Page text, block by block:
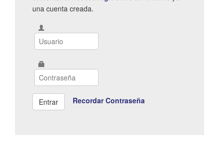
una cuenta creada.
Recordar Contraseña